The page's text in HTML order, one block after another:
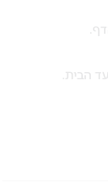
הבית.